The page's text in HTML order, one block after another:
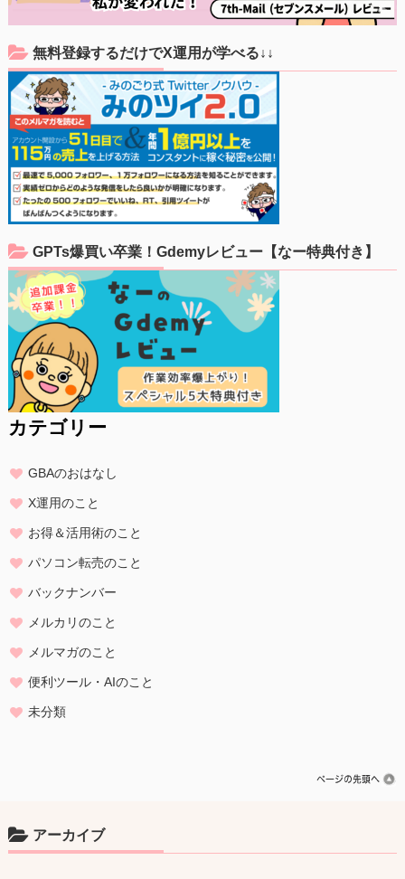
無料登録するだけでX運用が学べる↓↓
GPTs爆買い卒業！Gdemyレビュー【なー特典付き】
カテゴリー
GBAのおはなし
X運用のこと
お得＆活用術のこと
パソコン転売のこと
バックナンバー
メルカリのこと
メルマガのこと
便利ツール・AIのこと
未分類
アーカイブ